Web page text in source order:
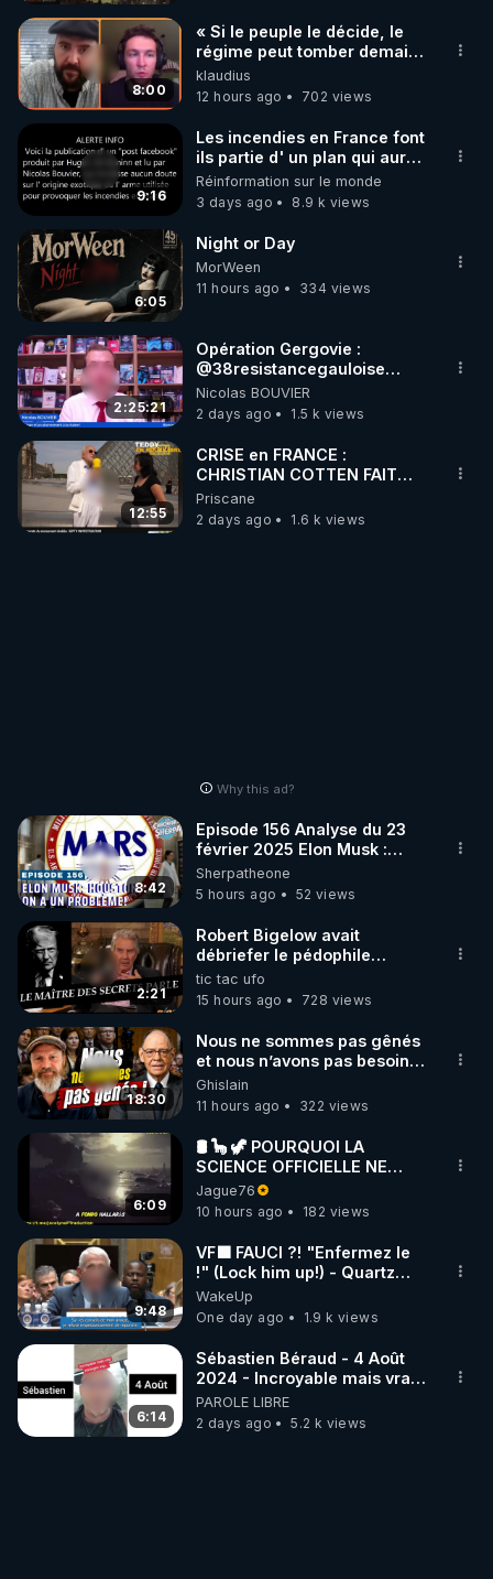
8:00
« Si le peuple le décide, le
régime peut tomber demain !
»
klaudius
12 hours ago
702 views
9:16
Les incendies en France font
ils partie d' un plan qui aurait
débuté le 11 septembre 2001
?
Réinformation sur le monde
3 days ago
8.9 k views
6:05
Night or Day
MorWeen
11 hours ago
334 views
2:25:21
Opération Gergovie :
‪@38resistancegauloise‬
‪@MarionSigautOfficiel‬
‪@gladysriifard5710‬ Laëtitia
Nicolas BOUVIER
2 days ago
1.5 k views
12:55
CRISE en FRANCE :
CHRISTIAN COTTEN FAIT
une étrange découverte
Priscane
2 days ago
1.6 k views
Why this ad?
8:42
Episode 156 Analyse du 23
février 2025 Elon Musk :
Houston , on a un problème !
Sherpatheone
5 hours ago
52 views
2:21
Robert Bigelow avait
débriefer le pédophile
génocidaire de donald j
trump
tic tac ufo
15 hours ago
728 views
18:30
Nous ne sommes pas gênés
et nous n’avons pas besoin
de nous excuser ! #jw
#jehovah #collegecentral
Ghislain
11 hours ago
322 views
6:09
🛢 🦕 🦖 POURQUOI LA
SCIENCE OFFICIELLE NE
CONNAÎT-ELLE PAS LA VRAIE
ORIGINE DU PÉTROLE ?
Jague76
10 hours ago
182 views
9:48
VF🟩 FAUCI ?! "Enfermez le
!" (Lock him up!) - Quartz
Traduction
WakeUp
One day ago
1.9 k views
6:14
Sébastien Béraud - 4 Août
2024 - Incroyable mais vrai,
partagez svp...
PAROLE LIBRE
2 days ago
5.2 k views